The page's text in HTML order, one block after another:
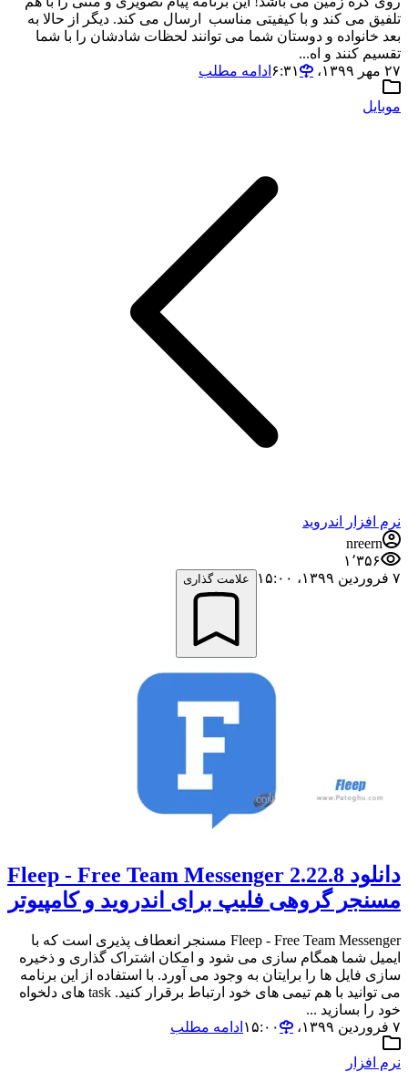
تلفیق می کند و با کیفیتی مناسب ارسال می کند. دیگر از حالا به
بعد خانواده و دوستان شما می توانند لحظات شادشان را با شما
تقسیم کنند و اه...
۲۷ مهر ۱۳۹۹،‏ ۶:۳۱
ادامه مطلب
موبایل
نرم افزار اندروید
nreern
۱٬۳۵۶
۷ فروردین ۱۳۹۹،‏ ۱۵:۰۰
علامت گذاری
دانلود 2.22.8 Fleep - Free Team Messenger
مسنجر گروهی فلیپ برای اندروید و کامپیوتر
Fleep - Free Team Messenger مسنجر انعطاف پذیری است که با
ایمیل شما همگام سازی می شود و امکان اشتراک گذاری و ذخیره
سازی فایل ها را برایتان به وجود می آورد. با استفاده از این برنامه
می توانید با هم تیمی های خود ارتباط برقرار کنید. task های دلخواه
خود را بسازید ...
۷ فروردین ۱۳۹۹،‏ ۱۵:۰۰
ادامه مطلب
نرم افزار